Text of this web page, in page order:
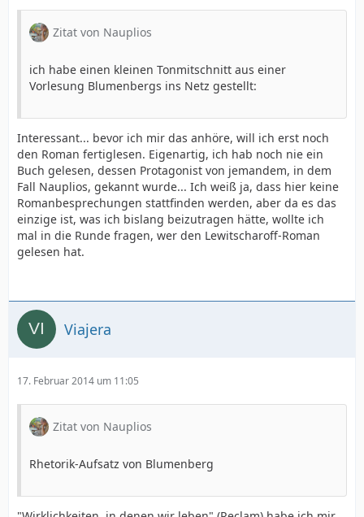
Zitat von Nauplios
ich habe einen kleinen Tonmitschnitt aus einer
Vorlesung Blumenbergs ins Netz gestellt:
Interessant... bevor ich mir das anhöre, will ich erst noch
den Roman fertiglesen. Eigenartig, ich hab noch nie ein
Buch gelesen, dessen Protagonist von jemandem, in dem
Fall Nauplios, gekannt wurde... Ich weiß ja, dass hier keine
Romanbesprechungen stattfinden werden, aber da es das
einzige ist, was ich bislang beizutragen hätte, wollte ich
mal in die Runde fragen, wer den Lewitscharoff-Roman
gelesen hat.
Viajera
17. Februar 2014 um 11:05
Zitat von Nauplios
Rhetorik-Aufsatz von Blumenberg